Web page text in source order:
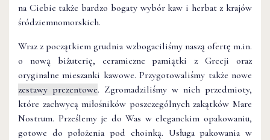
na Ciebie także bardzo bogaty wybór kaw i herbat z krajów
śródziemnomorskich.
Wraz z początkiem grudnia wzbogaciliśmy naszą ofertę m.in.
o nową biżuterię, ceramiczne pamiątki z Grecji oraz
oryginalne mieszanki kawowe. Przygotowaliśmy także nowe
zestawy prezentowe. Zgromadziliśmy w nich przedmioty,
które zachwycą miłośników poszczególnych zakątków Mare
Nostrum. Prześlemy je do Was w eleganckim opakowaniu,
gotowe do położenia pod choinką. Usługa pakowania w